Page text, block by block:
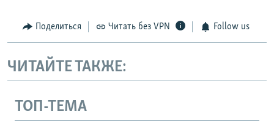
Поделиться Читать без VPN Follow us
ЧИТАЙТЕ ТАКЖЕ:
ТОП-ТЕМА